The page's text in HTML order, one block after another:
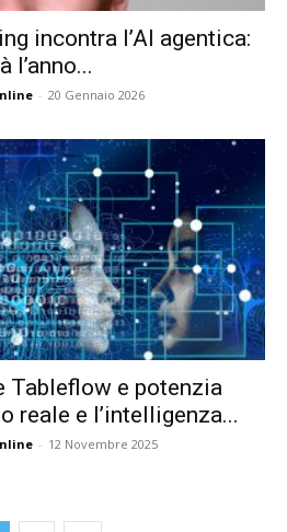
incontra l’AI agentica:
l’anno...
- 20 Gennaio 2026
Tableflow e potenzia
reale e l’intelligenza...
- 12 Novembre 2025